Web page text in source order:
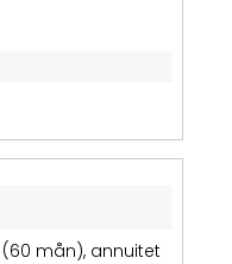
mån), annuitet